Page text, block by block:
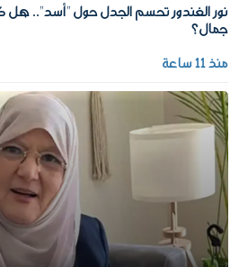
نور الغندور تحسم الجدل حول "أسد".. هل
جمال؟
منذ 11 ساعة